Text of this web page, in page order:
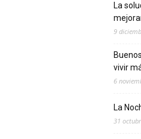
La
9
vivir
6
La
31